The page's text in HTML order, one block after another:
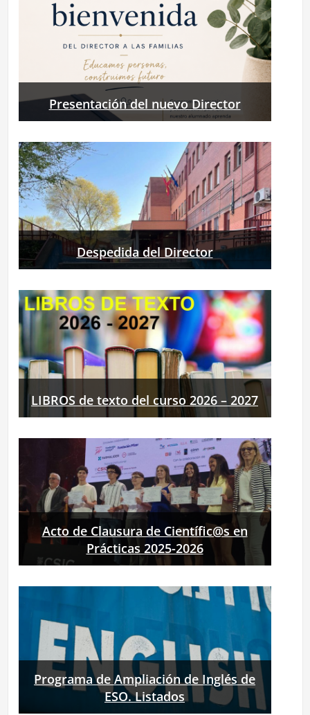
Presentación del nuevo Director
Despedida del Director
LIBROS de texto del curso 2026 – 2027
Acto de Clausura de Científic@s en
Prácticas 2025-2026
Programa de Ampliación de Inglés de
ESO. Listados